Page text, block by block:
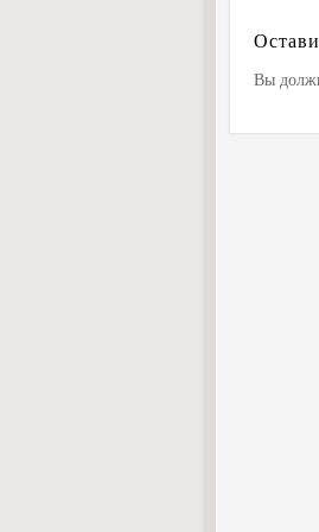
Вы